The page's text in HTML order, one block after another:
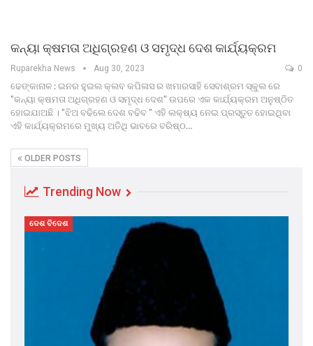
କନ୍ୟା କ୍ଷମତା ଅଧିଗ୍ରହଣ ଓ ସମୃଦ୍ଧ ଦେଶ କାର୍ଯ୍ୟକ୍ରମ
Ruparekha News Aug 30, 2023 0
ଢେଙ୍କାନାଳ : ଇନର ହୁଇଲ କ୍ଲବ କପିଳାସ ର ଖମାରସାହି ସେବାଶ୍ରମ ସ୍କୁଲ ରେ
"କନ୍ୟା କ୍ଷମତା ଅଧିଗ୍ରହଣ ଓ ସମୃଦ୍ଧ ଦେଶ" ଉପରେ ଏକ କାର୍ଯ୍ୟକ୍ରମ ଅନୁଷ୍ଠିତ
ହୋଇଯାଅଛି । "ଝିଅ ବଢିଲେ ଦେଶ ବଢିବ " ଏହି ଲକ୍ଷ୍ୟ ନେଇ ପ୍ରସ୍ତୁତ ହୋଇଥିବା
ଏହି କାର୍ଯ୍ୟକ୍ରମରେ ମୁଖ୍ୟ ଅତିଥି ଭାବରେ ବରିଷ୍ଠ…
OLDER POSTS
Trending Now
ଦେଶ ବିଦେଶ